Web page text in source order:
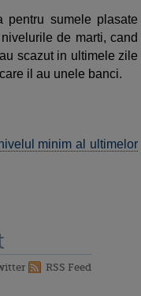
pentru sumele plasate
de marti, cand
scazut in ultimele zile
il au unele banci.
minim al ultimelor
RSS Feed